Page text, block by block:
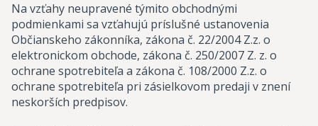
Na vzťahy neupravené týmito obchodnými
podmienkami sa vzťahujú príslušné ustanovenia
Občianskeho zákonníka, zákona č. 22/2004 Z.z. o
elektronickom obchode, zákona č. 250/2007 Z. z. o
ochrane spotrebiteľa a zákona č. 108/2000 Z.z. o
ochrane spotrebiteľa pri zásielkovom predaji v znení
neskorších predpisov.